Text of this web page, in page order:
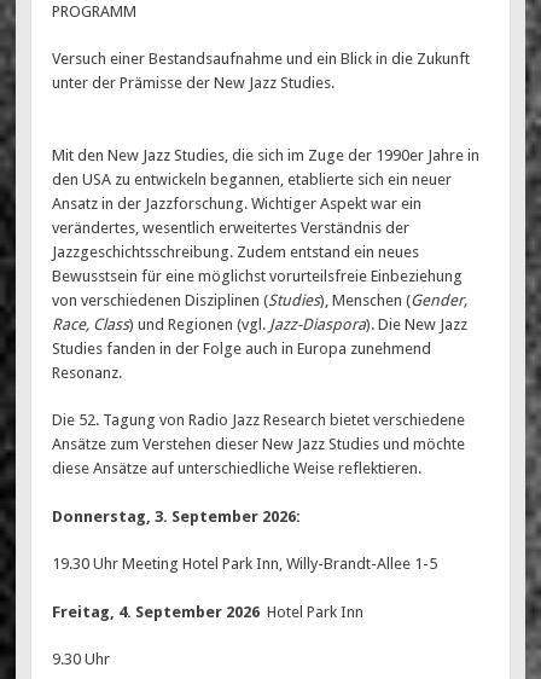
PROGRAMM
Versuch einer Bestandsaufnahme und ein Blick in die Zukunft
unter der Prämisse der New Jazz Studies.
Mit den New Jazz Studies, die sich im Zuge der 1990er Jahre in
den USA zu entwickeln begannen, etablierte sich ein neuer
Ansatz in der Jazzforschung. Wichtiger Aspekt war ein
verändertes, wesentlich erweitertes Verständnis der
Jazzgeschichtsschreibung. Zudem entstand ein neues
Bewusstsein für eine möglichst vorurteilsfreie Einbeziehung
von verschiedenen Disziplinen (Studies), Menschen (Gender,
Race, Class) und Regionen (vgl. Jazz-Diaspora). Die New Jazz
Studies fanden in der Folge auch in Europa zunehmend
Resonanz.
Die 52. Tagung von Radio Jazz Research bietet verschiedene
Ansätze zum Verstehen dieser New Jazz Studies und möchte
diese Ansätze auf unterschiedliche Weise reflektieren.
Donnerstag, 3. September 2026:
19.30 Uhr Meeting Hotel Park Inn, Willy-Brandt-Allee 1-5
Freitag, 4. September 2026Hotel Park Inn
9.30 Uhr